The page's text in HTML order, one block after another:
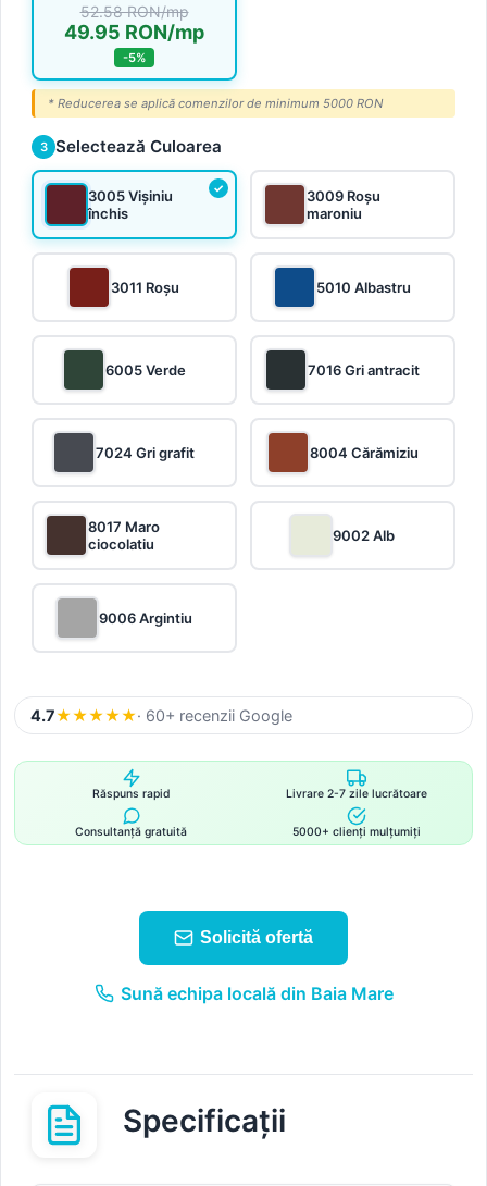
52.58 RON/mp
49.95 RON/mp
-5%
* Reducerea se aplică comenzilor de minimum 5000 RON
3 Selectează Culoarea
3005 Vișiniu
închis
3009 Roșu
maroniu
3011 Roșu 5010 Albastru
6005 Verde 7016 Gri antracit
7024 Gri grafit 8004 Cărămiziu
8017 Maro
ciocolatiu
9002 Alb
9006 Argintiu
4.7★★★★★· 60+ recenzii Google
Răspuns rapid Livrare 2-7 zile lucrătoare
Consultanță gratuită 5000+ clienți mulțumiți
Solicită ofertă
Sună echipa locală din Baia Mare
Specificații